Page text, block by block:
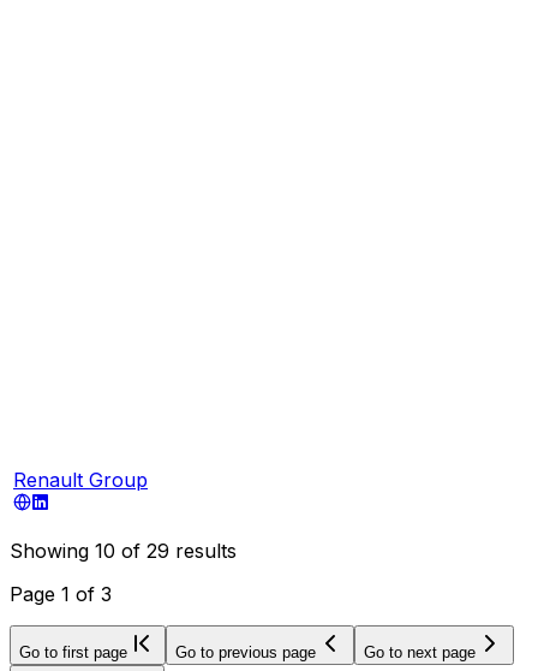
Renault Group
Showing 10 of 29 results
Page 1 of 3
Go to first page Go to previous page Go to next page